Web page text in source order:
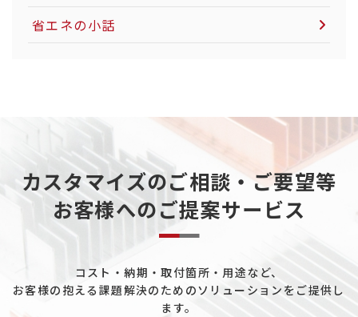
重工業分野について
データセンターについて
ペルチェ素子について
工場ユーティリティ配管について
省エネの小話
カスタマイズのご相談・ご要望等
お客様へのご提案サービス
コスト・納期・取付箇所・用途など、
お客様の抱える課題解決のためのソリューションをご提供し
ます。